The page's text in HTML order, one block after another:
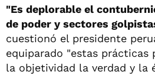
"Es deplorable el
de poder y sectores
cuestionó el presidente
equiparado "estas prácticas
la objetividad la verdad y la